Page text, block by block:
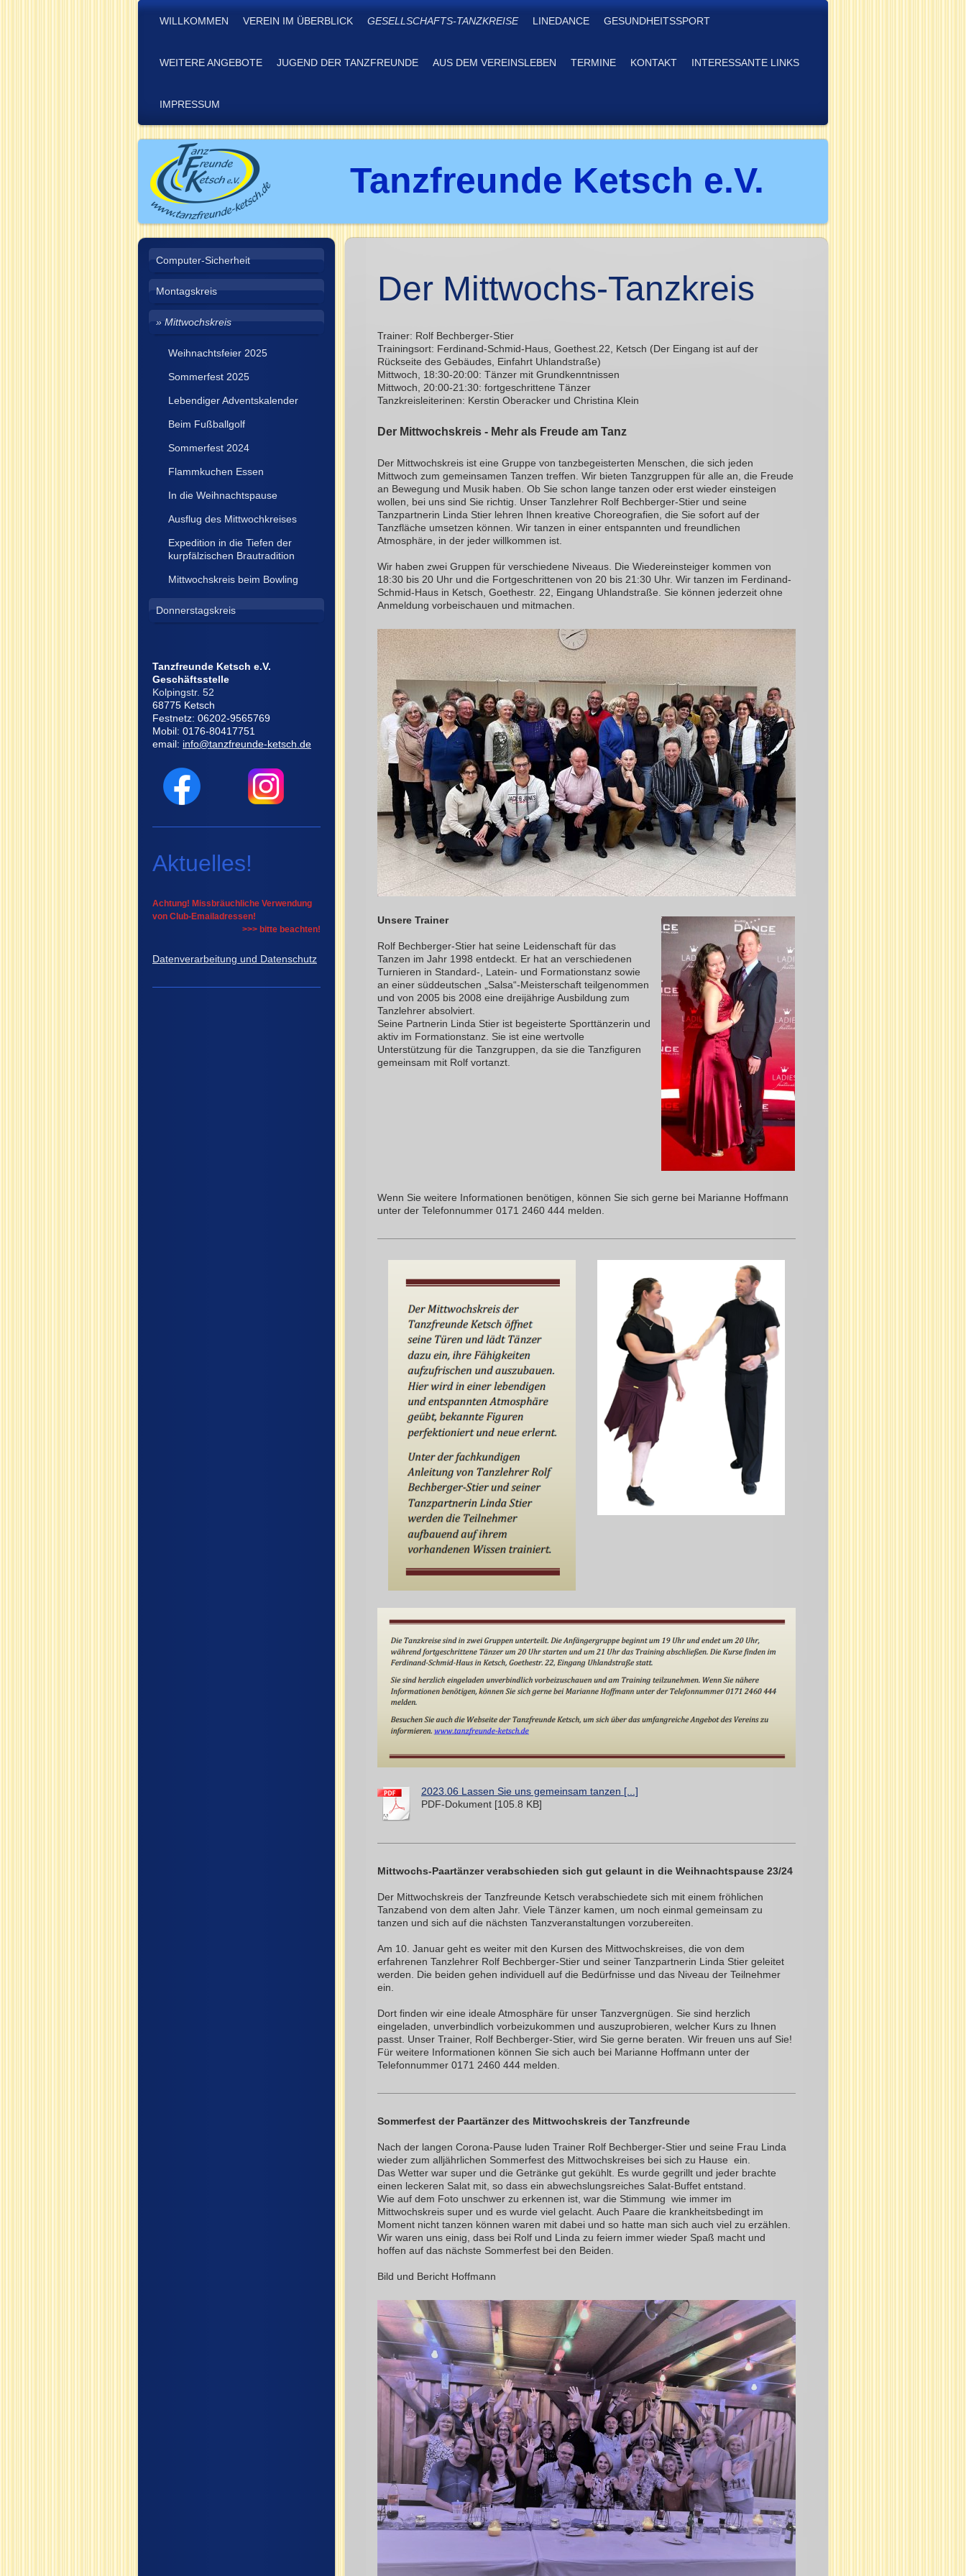
WILLKOMMEN VEREIN IM ÜBERBLICK GESELLSCHAFTS-TANZKREISE LINEDANCE GESUNDHEITSSPORT
WEITERE ANGEBOTE JUGEND DER TANZFREUNDE AUS DEM VEREINSLEBEN TERMINE KONTAKT INTERESSANTE LINKS
IMPRESSUM
Tanzfreunde Ketsch e.V.
Der Mittwochs-Tanzkreis
Trainer: Rolf Bechberger-Stier
Trainingsort: Ferdinand-Schmid-Haus, Goethest.22, Ketsch (Der Eingang ist auf der
Rückseite des Gebäudes, Einfahrt Uhlandstraße)
Mittwoch, 18:30-20:00: Tänzer mit Grundkenntnissen
Mittwoch, 20:00-21:30: fortgeschrittene Tänzer
Tanzkreisleiterinen: Kerstin Oberacker und Christina Klein
Der Mittwochskreis - Mehr als Freude am Tanz
Der Mittwochskreis ist eine Gruppe von tanzbegeisterten Menschen, die sich jeden
Mittwoch zum gemeinsamen Tanzen treffen. Wir bieten Tanzgruppen für alle an, die Freude
an Bewegung und Musik haben. Ob Sie schon lange tanzen oder erst wieder einsteigen
wollen, bei uns sind Sie richtig. Unser Tanzlehrer Rolf Bechberger-Stier und seine
Tanzpartnerin Linda Stier lehren Ihnen kreative Choreografien, die Sie sofort auf der
Tanzfläche umsetzen können. Wir tanzen in einer entspannten und freundlichen
Atmosphäre, in der jeder willkommen ist.
Wir haben zwei Gruppen für verschiedene Niveaus. Die Wiedereinsteiger kommen von
18:30 bis 20 Uhr und die Fortgeschrittenen von 20 bis 21:30 Uhr. Wir tanzen im Ferdinand-
Schmid-Haus in Ketsch, Goethestr. 22, Eingang Uhlandstraße. Sie können jederzeit ohne
Anmeldung vorbeischauen und mitmachen.
Unsere Trainer
Rolf Bechberger-Stier hat seine Leidenschaft für das
Tanzen im Jahr 1998 entdeckt. Er hat an verschiedenen
Turnieren in Standard-, Latein- und Formationstanz sowie
an einer süddeutschen „Salsa“-Meisterschaft teilgenommen
und von 2005 bis 2008 eine dreijährige Ausbildung zum
Tanzlehrer absolviert.
Seine Partnerin Linda Stier ist begeisterte Sporttänzerin und
aktiv im Formationstanz. Sie ist eine wertvolle
Unterstützung für die Tanzgruppen, da sie die Tanzfiguren
gemeinsam mit Rolf vortanzt.
Wenn Sie weitere Informationen benötigen, können Sie sich gerne bei Marianne Hoffmann
unter der Telefonnummer 0171 2460 444 melden.
2023.06 Lassen Sie uns gemeinsam tanzen [...]
PDF-Dokument [105.8 KB]
Mittwochs-Paartänzer verabschieden sich gut gelaunt in die Weihnachtspause 23/24
Der Mittwochskreis der Tanzfreunde Ketsch verabschiedete sich mit einem fröhlichen
Tanzabend von dem alten Jahr. Viele Tänzer kamen, um noch einmal gemeinsam zu
tanzen und sich auf die nächsten Tanzveranstaltungen vorzubereiten.
Am 10. Januar geht es weiter mit den Kursen des Mittwochskreises, die von dem
erfahrenen Tanzlehrer Rolf Bechberger-Stier und seiner Tanzpartnerin Linda Stier geleitet
werden. Die beiden gehen individuell auf die Bedürfnisse und das Niveau der Teilnehmer
ein.
Dort finden wir eine ideale Atmosphäre für unser Tanzvergnügen. Sie sind herzlich
eingeladen, unverbindlich vorbeizukommen und auszuprobieren, welcher Kurs zu Ihnen
passt. Unser Trainer, Rolf Bechberger-Stier, wird Sie gerne beraten. Wir freuen uns auf Sie!
Für weitere Informationen können Sie sich auch bei Marianne Hoffmann unter der
Telefonnummer 0171 2460 444 melden.
Sommerfest der Paartänzer des Mittwochskreis der Tanzfreunde
Nach der langen Corona-Pause luden Trainer Rolf Bechberger-Stier und seine Frau Linda
wieder zum alljährlichen Sommerfest des Mittwochskreises bei sich zu Hause ein.
Das Wetter war super und die Getränke gut gekühlt. Es wurde gegrillt und jeder brachte
einen leckeren Salat mit, so dass ein abwechslungsreiches Salat-Buffet entstand.
Wie auf dem Foto unschwer zu erkennen ist, war die Stimmung wie immer im
Mittwochskreis super und es wurde viel gelacht. Auch Paare die krankheitsbedingt im
Moment nicht tanzen können waren mit dabei und so hatte man sich auch viel zu erzählen.
Wir waren uns einig, dass bei Rolf und Linda zu feiern immer wieder Spaß macht und
hoffen auf das nächste Sommerfest bei den Beiden.
Bild und Bericht Hoffmann
Computer-Sicherheit
Montagskreis
Mittwochskreis
Weihnachtsfeier 2025
Sommerfest 2025
Lebendiger Adventskalender
Beim Fußballgolf
Sommerfest 2024
Flammkuchen Essen
In die Weihnachtspause
Ausflug des Mittwochkreises
Expedition in die Tiefen der
kurpfälzischen Brautradition
Mittwochskreis beim Bowling
Donnerstagskreis
Tanzfreunde Ketsch e.V.
Geschäftsstelle
Kolpingstr. 52
68775 Ketsch
Festnetz: 06202-9565769
Mobil: 0176-80417751
email: info@tanzfreunde-ketsch.de
Aktuelles!
Achtung! Missbräuchliche Verwendung
von Club-Emailadressen!
>>> bitte beachten!
Datenverarbeitung und Datenschutz